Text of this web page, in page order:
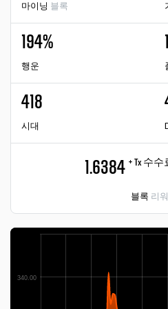
마이닝 블록
194%
행운
418
시대
1.6384 + Tx 수수
블록 리
340.00